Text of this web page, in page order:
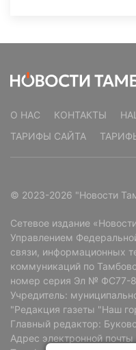
О НАС КОНТАКТЫ
ТАРИФЫ САЙТА
© 2023-2026 "Новости
Сетевое издание
Управлением
связи, информационных
коммуникаций по
номер серия Эл № ФС77-
Учредитель:
"Редакция газеты "Наш
Главный редактор:
Адрес электронной